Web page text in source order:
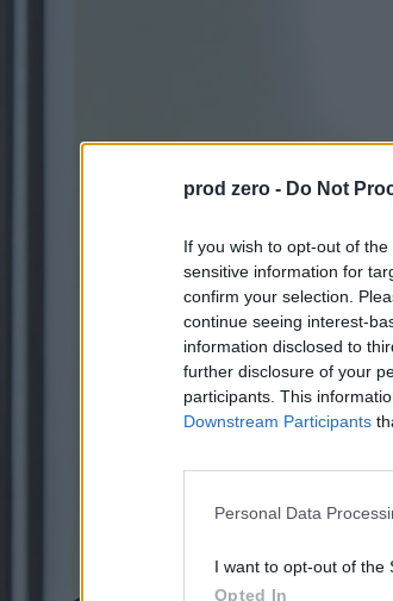
prod zero - Do Not
If you wish to opt-out of
sensitive information for
confirm your selection.
continue seeing interest-
information disclosed to
further disclosure of your
participants. This
Downstream Participants
Personal Data
I want to opt-out of the
Opted In